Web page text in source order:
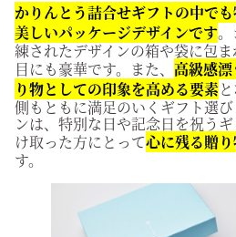
かりんとう詰合せギフトの中で
美しいパッケージデザインです。
練されたデザインの箱や袋に包
目にも豪華です。また、 高級感
り物としての印象を高める要素
側もともに満足のいくギフト選
ンは、特別な日や記念日を祝う
け取った方にとって心に残る贈
す。